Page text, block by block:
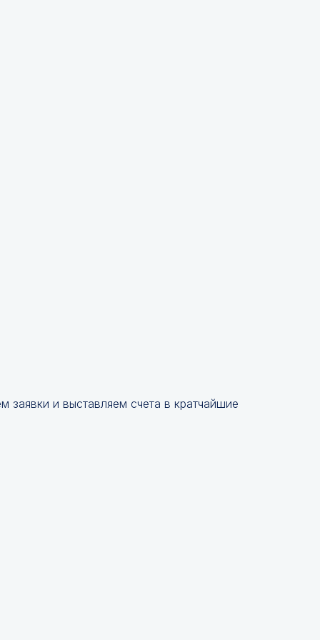
и выставляем счета в кратчайшие